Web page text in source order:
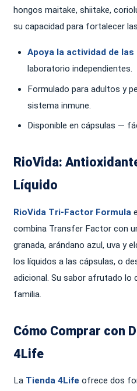
hongos maitake, shiitake,
su capacidad para fortalecer
Apoya la actividad de las
laboratorio independientes.
Formulado para adultos y
sistema inmune.
Disponible en cápsulas —
RioVida:
Líquido
RioVida Tri-Factor Formula
combina Transfer Factor con
granada, arándano azul, uva y
los líquidos a las cápsulas, o
adicional. Su sabor afrutado
familia.
Cómo Comprar con
4Life
La Tienda 4Life ofrece dos